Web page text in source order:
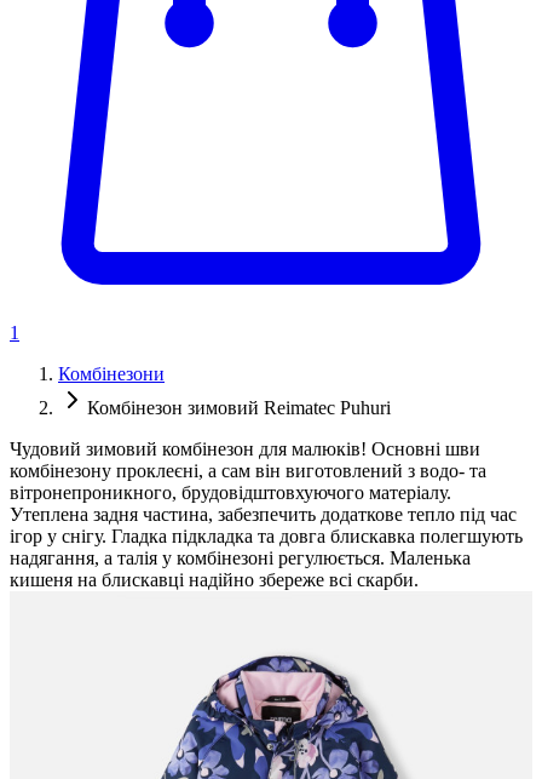
1
Комбінезони
Комбінезон зимовий Reimatec Puhuri
Чудовий зимовий комбінезон для малюків! Основні шви
комбінезону проклеєні, а сам він виготовлений з водо- та
вітронепроникного, брудовідштовхуючого матеріалу.
Утеплена задня частина, забезпечить додаткове тепло під час
ігор у снігу. Гладка підкладка та довга блискавка полегшують
надягання, а талія у комбінезоні регулюється. Маленька
кишеня на блискавці надійно збереже всі скарби.